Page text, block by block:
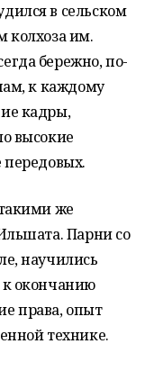
в сельском
колхоза им.
бережно, по-
к каждому
кадры,
высокие
же
Парни со
научились
к окончанию
права, опыт
технике.